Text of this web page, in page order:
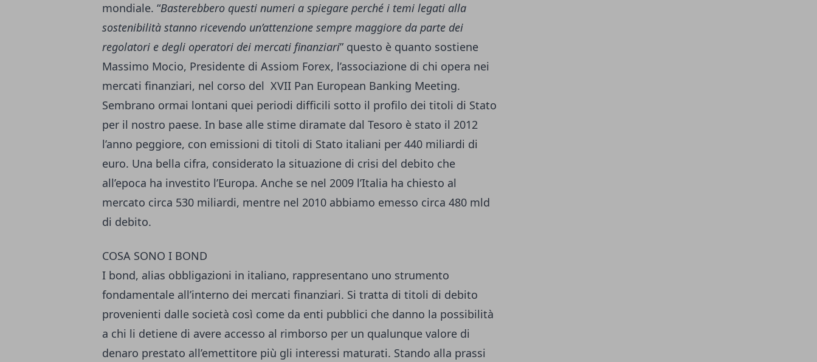
mondiale. “Basterebbero questi numeri a spiegare perché i temi legati alla
sostenibilità stanno ricevendo un’attenzione sempre maggiore da parte dei
regolatori e degli operatori dei mercati finanziari” questo è quanto sostiene
Massimo Mocio, Presidente di Assiom Forex, l’associazione di chi opera nei
mercati finanziari, nel corso del XVII Pan European Banking Meeting.
Sembrano ormai lontani quei periodi difficili sotto il profilo dei titoli di Stato
per il nostro paese. In base alle stime diramate dal Tesoro è stato il 2012
l’anno peggiore, con emissioni di titoli di Stato italiani per 440 miliardi di
euro. Una bella cifra, considerato la situazione di crisi del debito che
all’epoca ha investito l’Europa. Anche se nel 2009 l’Italia ha chiesto al
mercato circa 530 miliardi, mentre nel 2010 abbiamo emesso circa 480 mld
di debito.
COSA SONO I BOND
I bond, alias obbligazioni in italiano, rappresentano uno strumento
fondamentale all’interno dei mercati finanziari. Si tratta di titoli di debito
provenienti dalle società così come da enti pubblici che danno la possibilità
a chi li detiene di avere accesso al rimborso per un qualunque valore di
denaro prestato all’emettitore più gli interessi maturati. Stando alla prassi